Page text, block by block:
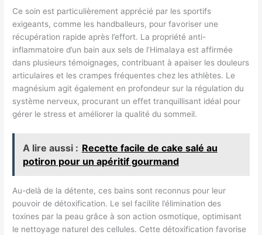
Ce soin est particulièrement apprécié par les sportifs
exigeants, comme les handballeurs, pour favoriser une
récupération rapide après l’effort. La propriété anti-
inflammatoire d’un bain aux sels de l’Himalaya est affirmée
dans plusieurs témoignages, contribuant à apaiser les douleurs
articulaires et les crampes fréquentes chez les athlètes. Le
magnésium agit également en profondeur sur la régulation du
système nerveux, procurant un effet tranquillisant idéal pour
gérer le stress et améliorer la qualité du sommeil.
A lire aussi : Recette facile de cake salé au
potiron pour un apéritif gourmand
Au-delà de la détente, ces bains sont reconnus pour leur
pouvoir de détoxification. Le sel facilite l’élimination des
toxines par la peau grâce à son action osmotique, optimisant
le nettoyage naturel des cellules. Cette détoxification favorise